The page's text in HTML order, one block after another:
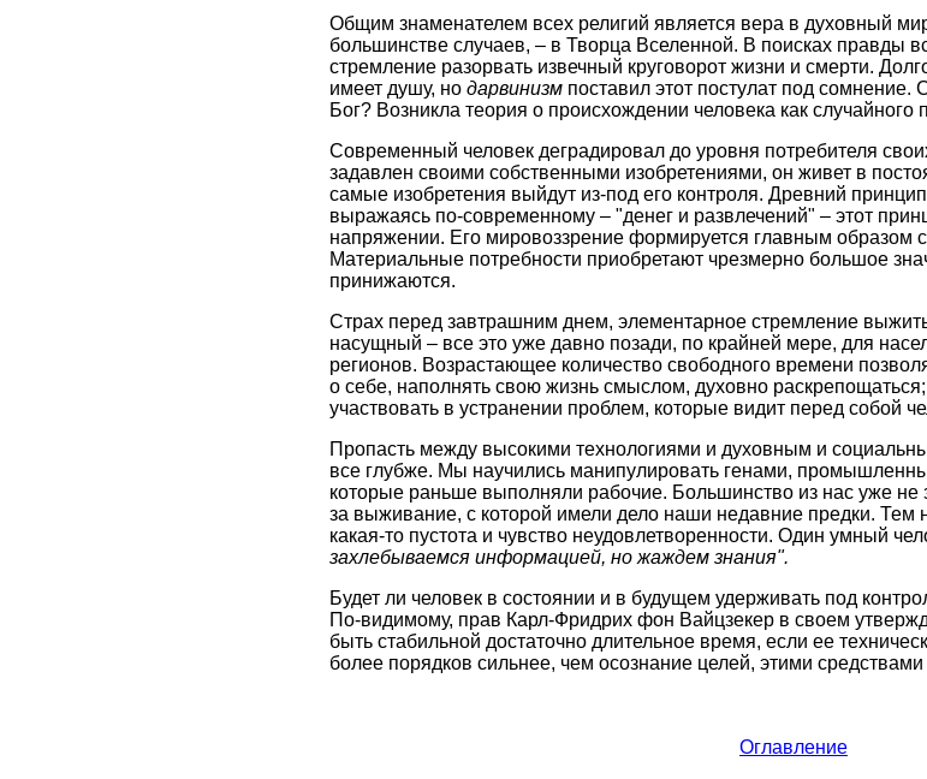
Общим знаменателем всех религий является вера в духовный
большинстве случаев, – в Творца Вселенной. В поисках правды
стремление разорвать извечный круговорот жизни и смерти.
имеет душу, но дарвинизмпоставил этот постулат под
Бог? Возникла теория о происхождении человека как случайного
Современный человек деградировал до уровня потребителя
задавлен своими собственными изобретениями, он живет в
самые изобретения выйдут из-под его контроля. Древний
выражаясь по-современному – "денег и развлечений" – этот
напряжении. Его мировоззрение формируется главным образом
Материальные потребности приобретают чрезмерно большое
принижаются.
Страх перед завтрашним днем, элементарное стремление
насущный – все это уже давно позади, по крайней мере, для
регионов. Возрастающее количество свободного времени
о себе, наполнять свою жизнь смыслом, духовно
участвовать в устранении проблем, которые видит перед собой
Пропасть между высокими технологиями и духовным и
все глубже. Мы научились манипулировать генами,
которые раньше выполняли рабочие. Большинство из нас уже не
за выживание, с которой имели дело наши недавние предки. Тем
какая-то пустота и чувство неудовлетворенности. Один умный
захлебываемся информацией, но жаждем знания".
Будет ли человек в состоянии и в будущем удерживать под
По-видимому, прав Карл-Фридрих фон Вайцзекер в своем
быть стабильной достаточно длительное время, если ее
более порядков сильнее, чем осознание целей, этими
Оглавление